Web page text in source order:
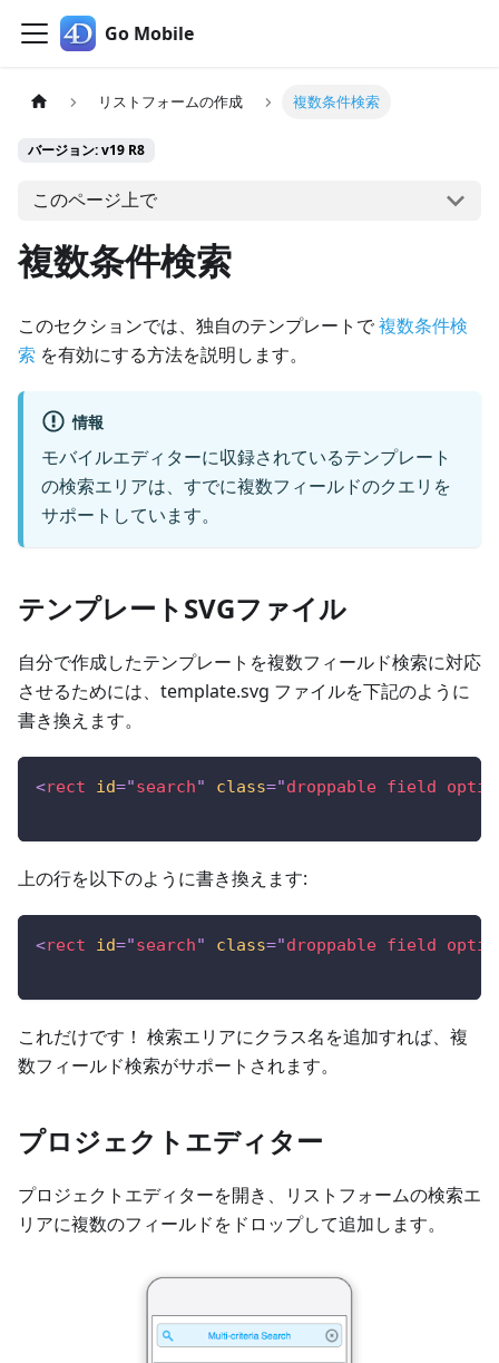
Go Mobile
リストフォームの作成 複数条件検索
バージョン: v19 R8
このページ上で
複数条件検索
このセクションでは、独自のテンプレートで複数条件検
索 を有効にする方法を説明します。
情報
モバイルエディターに収録されているテンプレート
の検索エリアは、すでに複数フィールドのクエリを
サポートしています。
テンプレートSVGファイル
自分で作成したテンプレートを複数フィールド検索に対応
させるためには、template.svg ファイルを下記のように
書き換えます。
<rect id="search" class="droppable field
上の行を以下のように書き換えます:
<rect id="search" class="droppable field
これだけです！ 検索エリアにクラス名を追加すれば、複
数フィールド検索がサポートされます。
プロジェクトエディター
プロジェクトエディターを開き、リストフォームの検索エ
リアに複数のフィールドをドロップして追加します。